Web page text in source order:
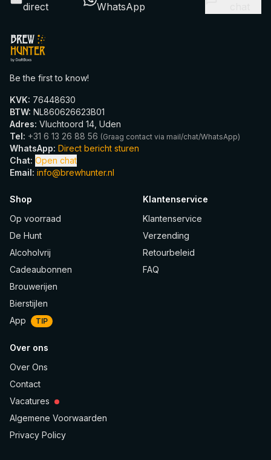
direct
WhatsApp
Be the first to know!
KVK: 76448630
BTW: NL860626623B01
Adres: Vluchtoord 14, Uden
Tel: +31 6 13 26 88 56 (Graag contact via mail/chat/WhatsApp)
WhatsApp: Direct bericht sturen
Chat: Open chat
Email: info@brewhunter.nl
Shop
Op voorraad
De Hunt
Alcoholvrij
Cadeaubonnen
Brouwerijen
Bierstijlen
App
TIP
Klantenservice
Klantenservice
Verzending
Retourbeleid
FAQ
Over ons
Over Ons
Contact
Vacatures
Algemene Voorwaarden
Privacy Policy